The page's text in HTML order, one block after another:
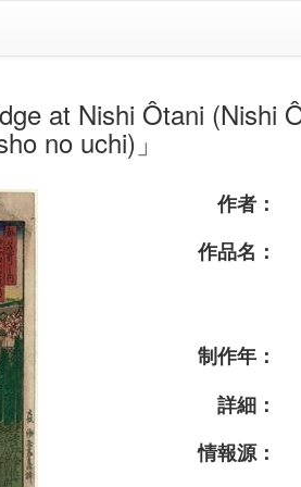
at Nishi Ôtani (Nishi
no uchi)」
作者：
作品名：
制作年：
詳細：
情報源：